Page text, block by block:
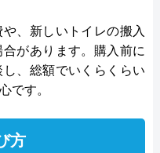
、新しいトイレの搬入
があります。購入前に
、総額でいくらくらい
です。
方